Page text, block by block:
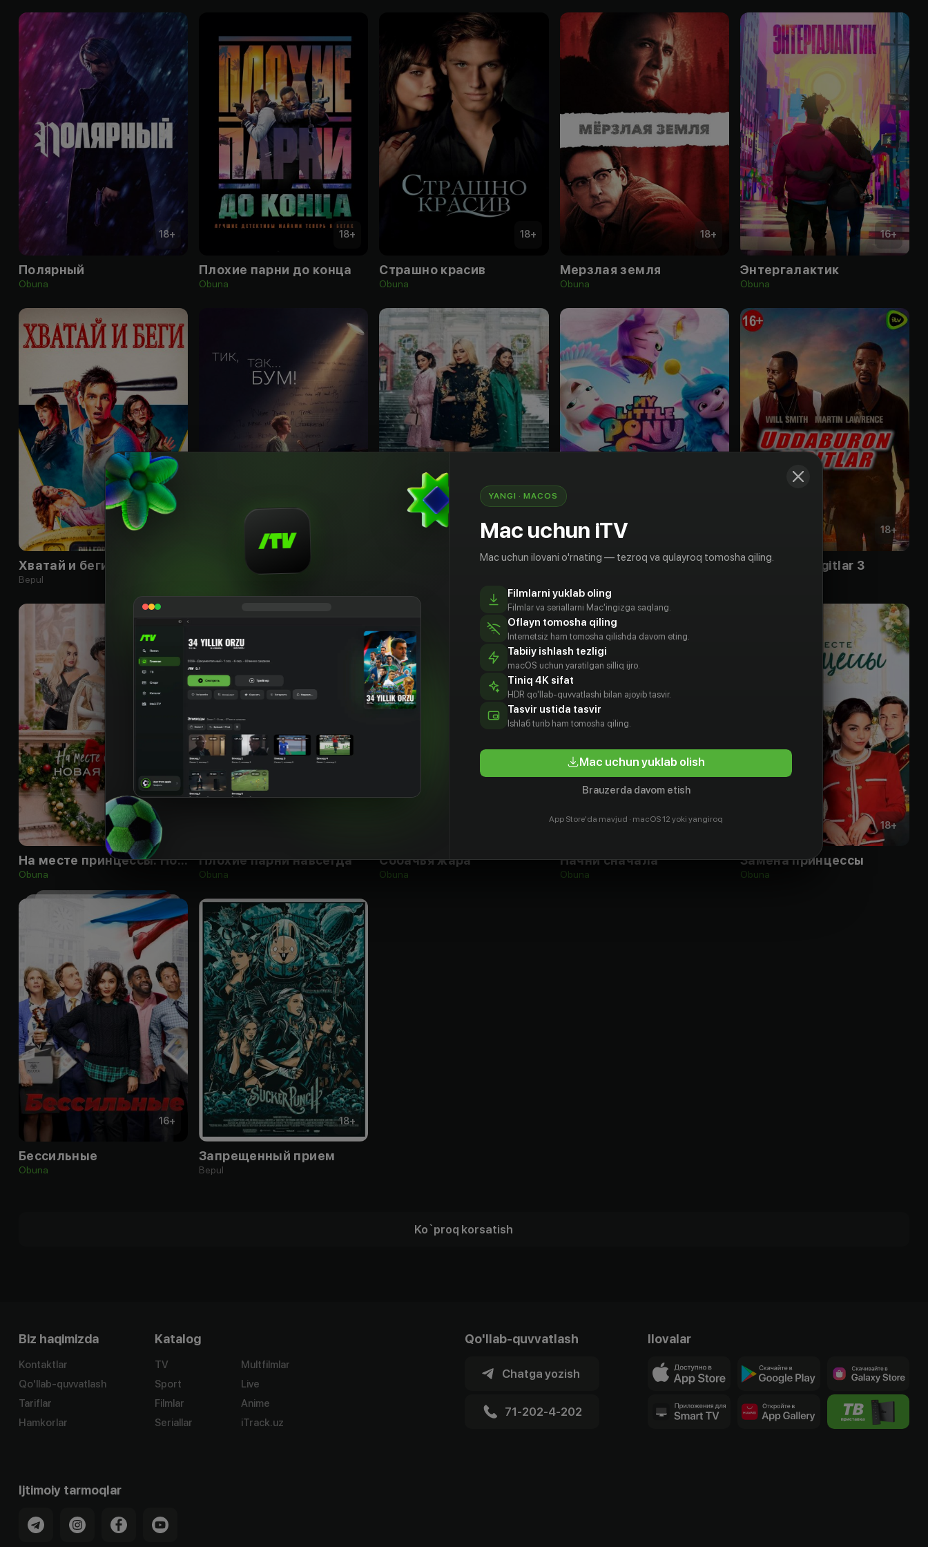
18+
Полярный
Obuna
18+
Плохие парни до конца
Obuna
18+
Страшно красив
Obuna
18+
Мерзлая земля
Obuna
16+
Энтергалактик
Obuna
Хватай и беги
Bepul
Тик-так... БУМ!
6 +
На месте принцессы 3: Роман со звездой My Little Pony: Новое поколение
18+
Uddaburon yigitlar 3
16
На месте принцессы: Новая жизнь
Obuna
Плохие парни навсегда
Obuna
Собачья жара
Obuna
18+
Начни сначала
Obuna
18+
Замена принцессы
Obuna
16+
Бессильные
Obuna
18+
Запрещенный прием
Bepul
Ko`proq korsatish
Biz haqimizda
Kontaktlar
Qo'llab-quvvatlash
Tariflar
Hamkorlar
Katalog
TV
Sport
Filmlar
Seriallar
Multfilmlar
Live
Anime
iTrack.uz
Qo'llab-quvvatlash
Chatga yozish
71-202-4-202
Ilovalar
Ijtimoiy tarmoqlar
YANGI · MACOS
Mac uchun iTV
Mac uchun ilovani o'rnating — tezroq va qulayroq tomosha qiling.
Filmlarni yuklab oling
Filmlar va seriallarni Mac'ingizga saqlang.
Oflayn tomosha qiling
Internetsiz ham tomosha qilishda davom eting.
Tabiiy ishlash tezligi
macOS uchun yaratilgan silliq ijro.
Tiniq 4K sifat
HDR qo'llab-quvvatlashi bilan ajoyib tasvir.
Tasvir ustida tasvir
Ishlаб turib ham tomosha qiling.
Mac uchun yuklab olish
Brauzerda davom etish
App Store'da mavjud · macOS 12 yoki yangiroq